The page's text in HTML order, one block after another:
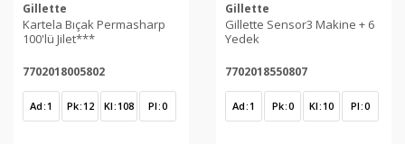
Gillette
Kartela Bıçak Permasharp
100'lü Jilet***
7702018005802
Ad 1 Pk 12 Kl 108 Pl 0
Gillette
Gillette Sensor3 Makine + 6
Yedek
7702018550807
Ad 1 Pk 0 Kl 10 Pl 0